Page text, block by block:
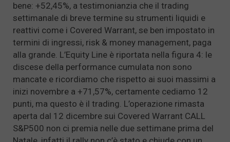
bene: +52,45%, a testimonianzia che il trading
settimanale di breve termine su strumenti liquidi e
reattivi come i Covered Warrant, se ben impostato in
termini di ingressi, risk & money management, paga
alla grande. L’Equity Line è riportata nella figura 4: le
discese della performance cumulata non sono
mancate e ricordiamo che rispetto ai suoi massimi a
inizi novembre a +71,57%, certamente cediamo 12
punti, ma questo è il trading. L’operazione rimasta
aperta dal 12 dicembre sui Covered Warrant CALL
S&P500 non ci premia nelle due settimane prima del